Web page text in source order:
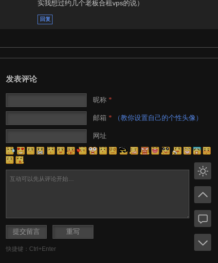
实我想过约几个老板合租vps的说）
回复
发表评论
昵称*
邮箱 * （教你设置自己的个性头像）
网址
快捷键：Ctrl+Enter